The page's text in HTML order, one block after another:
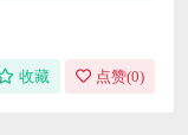
收藏 点赞(0)